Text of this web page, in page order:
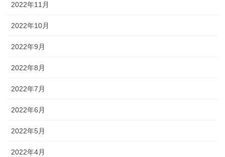
2022年11月
2022年10月
2022年9月
2022年8月
2022年7月
2022年6月
2022年5月
2022年4月